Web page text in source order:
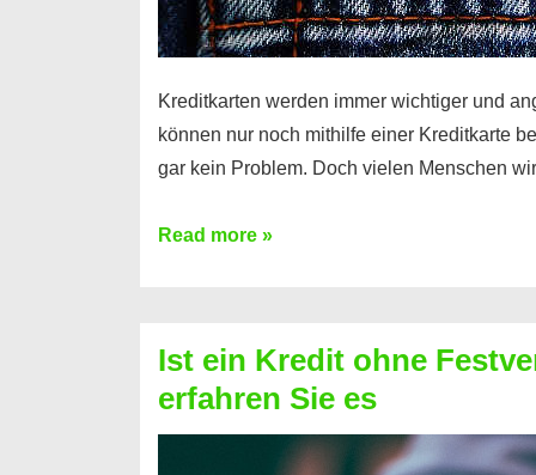
Kreditkarten werden immer wichtiger und
können nur noch mithilfe einer Kreditkarte
gar kein Problem. Doch vielen Menschen
Kreditkarte
Prepaid
ist
nicht
Read more »
Ist ein Kredit ohne
erfahren Sie es